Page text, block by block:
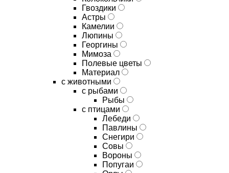
Гвоздики
Астры
Камелии
Люпины
Георгины
Мимоза
Полевые цветы
Материал
с животными
с рыбами
Рыбы
с птицами
Лебеди
Павлины
Снегири
Совы
Вороны
Попугаи